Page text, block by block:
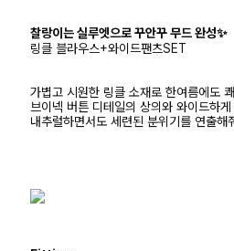
찰랑이는 실루엣으로 꾸안꾸 무드 완성✨
링클 블라우스+와이드팬츠SET
가볍고 시원한 링클 소재로 한여름에도
브이넥 버튼 디테일의 상의와 와이드하
내추럴하면서도 세련된 분위기를 연출해